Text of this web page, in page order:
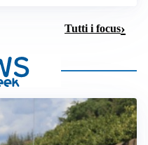
Tutti i focus